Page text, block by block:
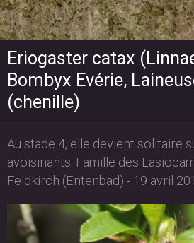
Eriogaster catax
Bombyx Evérie,
(chenille)
Au stade 4, elle devient solitaire
avoisinants. Famille des
Feldkirch (Entenbad) - 19 avril